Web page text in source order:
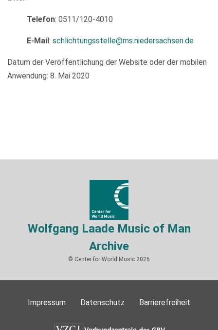
Telefon: 0511/120-4010
E-Mail : schlichtungsstelle@ms.niedersachsen.de
Datum der Veröffentlichung der Website oder der mobilen
Anwendung: 8. Mai 2020
Wolfgang Laade Music of Man
Archive
© Center for World Music 2026
Impressum Datenschutz Barrierefreiheit